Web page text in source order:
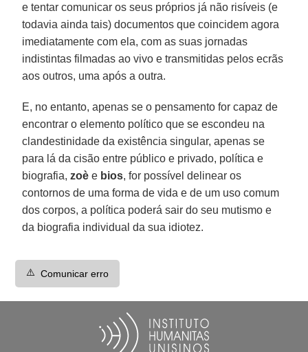
e tentar comunicar os seus próprios já não risíveis (e
todavia ainda tais) documentos que coincidem agora
imediatamente com ela, com as suas jornadas
indistintas filmadas ao vivo e transmitidas pelos ecrãs
aos outros, uma após a outra.
E, no entanto, apenas se o pensamento for capaz de
encontrar o elemento político que se escondeu na
clandestinidade da existência singular, apenas se
para lá da cisão entre público e privado, política e
biografia,zoè e bios, for possível delinear os
contornos de uma forma de vida e de um uso comum
dos corpos, a política poderá sair do seu mutismo e
da biografia individual da sua idiotez.
⚠️ Comunicar erro